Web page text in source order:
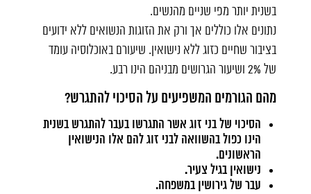
בשנית יותר מפי שניים מהנשים.
נתונים אלו כוללים אך ורק את הזוגות הנשואים ללא ידועים
בציבור שחיים כזוג ללא נישואין. שיעורם באוכלוסיה עומד
של 2% ושיעור הגרושים מבניהם הינו רבע.
מהם הגורמים המשפיעים על הסיכוי להתגרש?
הסיכוי של בני זוג אשר התגרשו בעבר להתגרש בשנית
הינו כפול בהשוואה לבני זוג להם אלו הנישואין
הראשונים.
נישואין בגיל צעיר.
עבר של גירושין במשפחה.